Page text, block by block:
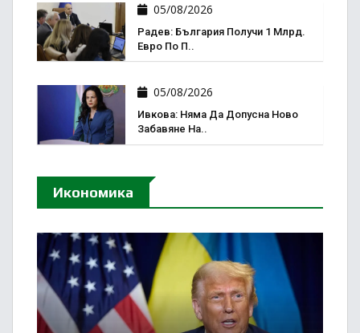
05/08/2026
Радев: България Получи 1 Млрд.
Евро По П..
05/08/2026
Ивкова: Няма Да Допусна Ново
Забавяне На..
Икономика